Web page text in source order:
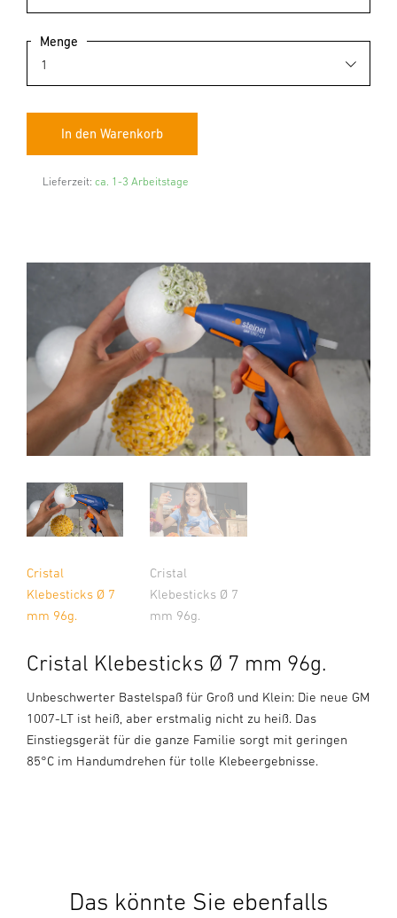
Menge
Lieferzeit: ca. 1-3 Arbeitstage
Cristal
Klebesticks Ø 7
mm 96g.
Cristal
Klebesticks Ø 7
mm 96g.
Cristal Klebesticks Ø 7 mm 96g.
Unbeschwerter Bastelspaß für Groß und Klein: Die neue GM
1007-LT ist heiß, aber erstmalig nicht zu heiß. Das
Einstiegsgerät für die ganze Familie sorgt mit geringen
85°C im Handumdrehen für tolle Klebeergebnisse.
Das könnte Sie ebenfalls